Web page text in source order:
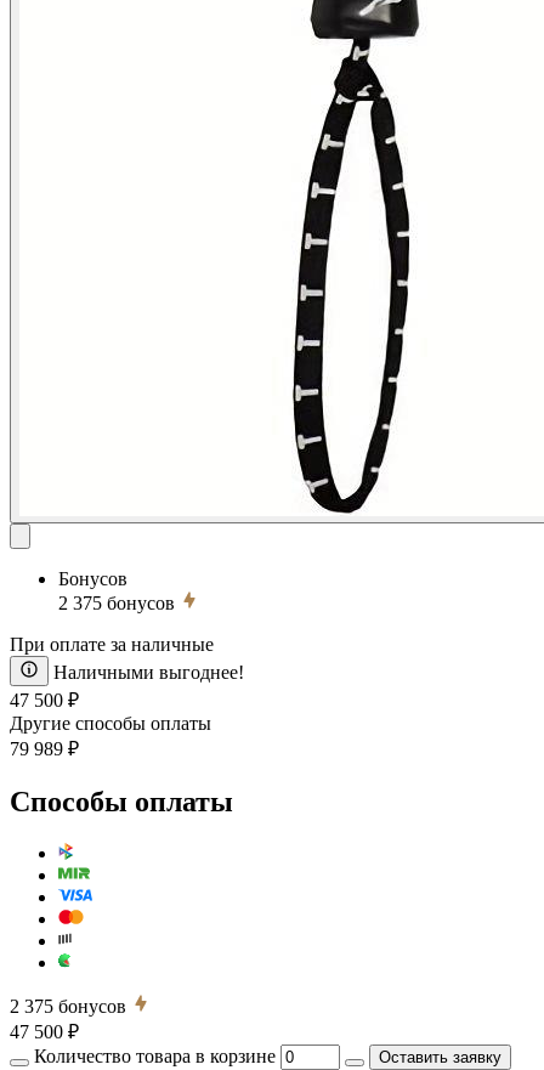
Бонусов
2 375 бонусов
При оплате за наличные
Наличными выгоднее!
47 500 ₽
Другие способы оплаты
79 989 ₽
Способы оплаты
2 375 бонусов
47 500 ₽
Количество товара в корзине
Оставить заявку